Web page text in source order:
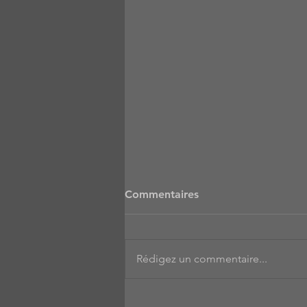
Commentaires
Rédigez un commentaire...